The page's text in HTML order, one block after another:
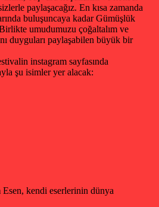
paylaşacağız. En kısa zamanda
buluşuncaya kadar Gümüşlük
umudumuzu çoğaltalım ve
duyguları paylaşabilen büyük bir
instagram sayfasında
şu isimler yer alacak:
kendi eserlerinin dünya